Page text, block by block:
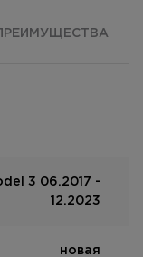
3 06.2017 -
12.2023
новая